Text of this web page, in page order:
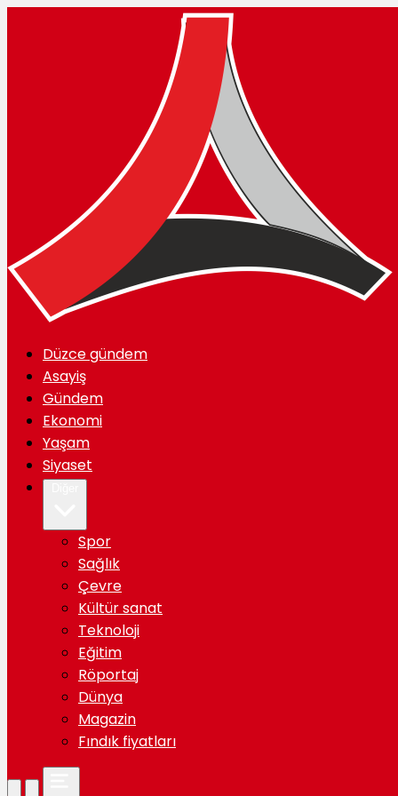
Düzce gündem
Asayiş
Gündem
Ekonomi
Yaşam
Siyaset
Spor
Sağlık
Çevre
Kültür sanat
Teknoloji
Eğitim
Röportaj
Dünya
Magazin
Fındık fiyatları